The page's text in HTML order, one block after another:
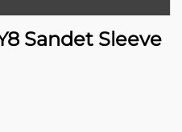
Sandet Sleeve